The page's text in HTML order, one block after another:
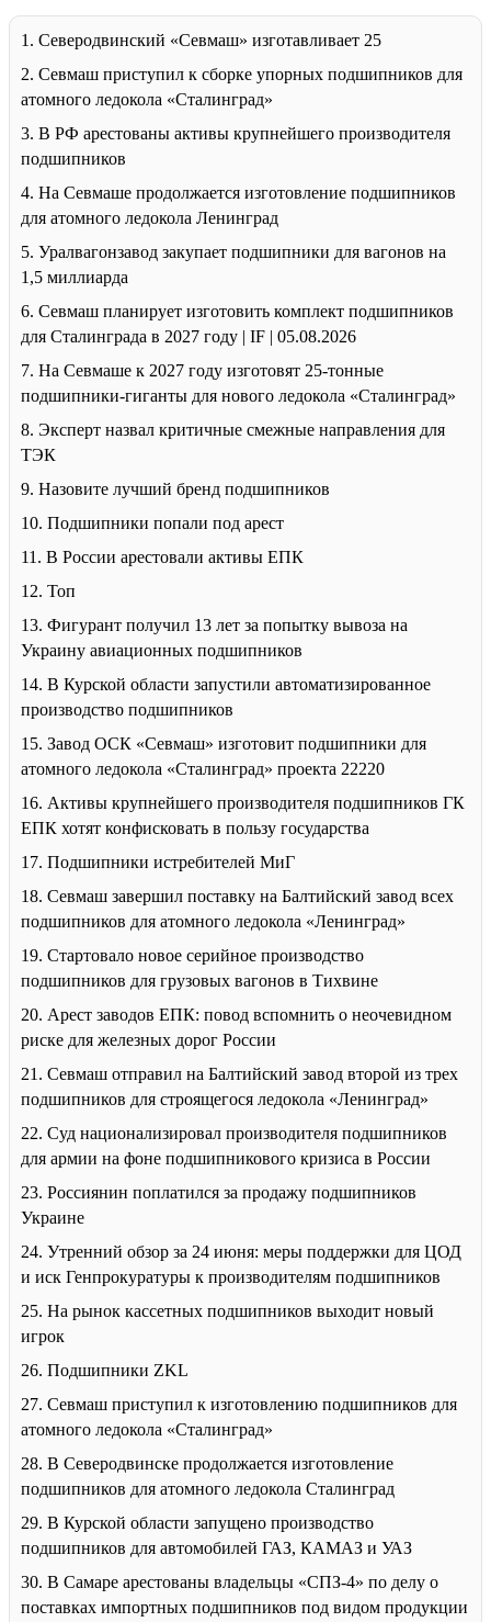
1. Северодвинский «Севмаш» изготавливает 25
2. Севмаш приступил к сборке упорных подшипников для
атомного ледокола «Сталинград»
3. В РФ арестованы активы крупнейшего производителя
подшипников
4. На Севмаше продолжается изготовление подшипников
для атомного ледокола Ленинград
5. Уралвагонзавод закупает подшипники для вагонов на
1,5 миллиарда
6. Севмаш планирует изготовить комплект подшипников
для Сталинграда в 2027 году | IF | 05.08.2026
7. На Севмаше к 2027 году изготовят 25-тонные
подшипники-гиганты для нового ледокола «Сталинград»
8. Эксперт назвал критичные смежные направления для
ТЭК
9. Назовите лучший бренд подшипников
10. Подшипники попали под арест
11. В России арестовали активы ЕПК
12. Топ
13. Фигурант получил 13 лет за попытку вывоза на
Украину авиационных подшипников
14. В Курской области запустили автоматизированное
производство подшипников
15. Завод ОСК «Севмаш» изготовит подшипники для
атомного ледокола «Сталинград» проекта 22220
16. Активы крупнейшего производителя подшипников ГК
ЕПК хотят конфисковать в пользу государства
17. Подшипники истребителей МиГ
18. Севмаш завершил поставку на Балтийский завод всех
подшипников для атомного ледокола «Ленинград»
19. Стартовало новое серийное производство
подшипников для грузовых вагонов в Тихвине
20. Арест заводов ЕПК: повод вспомнить о неочевидном
риске для железных дорог России
21. Севмаш отправил на Балтийский завод второй из трех
подшипников для строящегося ледокола «Ленинград»
22. Суд национализировал производителя подшипников
для армии на фоне подшипникового кризиса в России
23. Россиянин поплатился за продажу подшипников
Украине
24. Утренний обзор за 24 июня: меры поддержки для ЦОД
и иск Генпрокуратуры к производителям подшипников
25. На рынок кассетных подшипников выходит новый
игрок
26. Подшипники ZKL
27. Севмаш приступил к изготовлению подшипников для
атомного ледокола «Сталинград»
28. В Северодвинске продолжается изготовление
подшипников для атомного ледокола Сталинград
29. В Курской области запущено производство
подшипников для автомобилей ГАЗ, КАМАЗ и УАЗ
30. В Самаре арестованы владельцы «СПЗ-4» по делу о
поставках импортных подшипников под видом продукции